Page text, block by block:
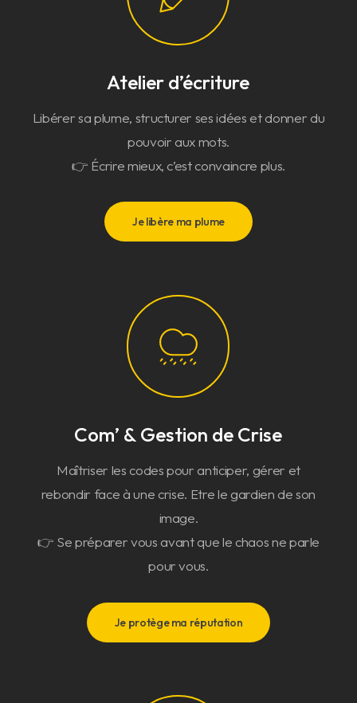
Atelier d’écriture
Libérer sa plume, structurer ses idées et donner du
pouvoir aux mots.
👉 Écrire mieux, c’est convaincre plus.
Je libère ma plume
Com’ & Gestion de Crise
Maîtriser les codes pour anticiper, gérer et
rebondir face à une crise. Etre le gardien de son
image.
👉 Se préparer vous avant que le chaos ne parle
pour vous.
Je protège ma réputation